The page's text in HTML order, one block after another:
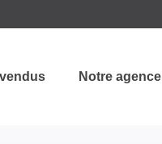
Notre agence